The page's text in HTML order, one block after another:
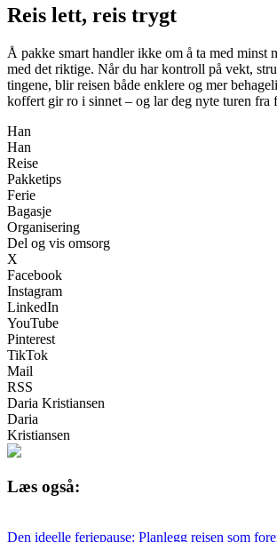
Reis lett, reis trygt
Å pakke smart handler ikke om å ta med minst
med det riktige. Når du har kontroll på vekt,
tingene, blir reisen både enklere og mer
koffert gir ro i sinnet – og lar deg nyte turen fra
Han
Han
Reise
Pakketips
Ferie
Bagasje
Organisering
Del og vis omsorg
X
Facebook
Instagram
LinkedIn
YouTube
Pinterest
TikTok
Mail
RSS
Daria Kristiansen
Daria
Kristiansen
Læs også:
Den ideelle feriepause: Planlegg reisen som